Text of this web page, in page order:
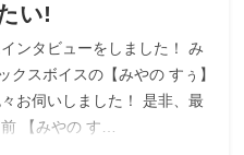
い!
ンタビューをしました！ み
クスボイスの【みやの すぅ】
お伺いしました！ 是非、最
【みやの す…